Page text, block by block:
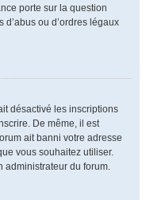
porte sur la question
ou d’ordres légaux
désactivé les inscriptions
De même, il est
ait banni votre adresse
vous souhaitez utiliser.
administrateur du forum.